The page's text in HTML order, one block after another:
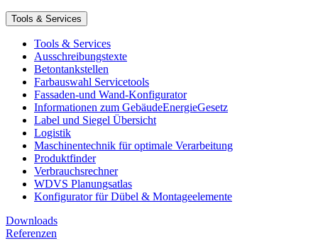
Tools & Services
Tools & Services
Ausschreibungstexte
Betontankstellen
Farbauswahl Servicetools
Fassaden-und Wand-Konfigurator
Informationen zum GebäudeEnergieGesetz
Label und Siegel Übersicht
Logistik
Maschinentechnik für optimale Verarbeitung
Produktfinder
Verbrauchsrechner
WDVS Planungsatlas
Konfigurator für Dübel & Montageelemente
Downloads
Referenzen